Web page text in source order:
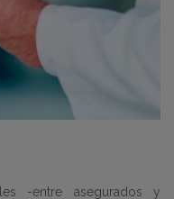
-entre asegurados y